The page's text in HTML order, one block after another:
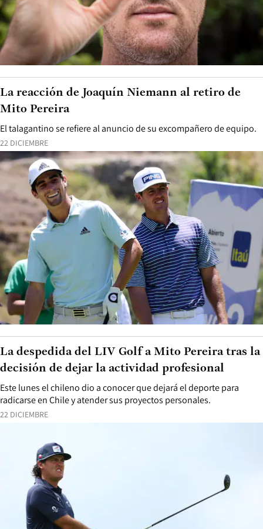
22 DICIEMBRE
El talagantino se refiere al anuncio de su excompañero de equipo.
La reacción de Joaquín Niemann al retiro de
Mito Pereira
22 DICIEMBRE
Este lunes el chileno dio a conocer que dejará el deporte para
radicarse en Chile y atender sus proyectos personales.
La despedida del LIV Golf a Mito Pereira tras la
decisión de dejar la actividad profesional